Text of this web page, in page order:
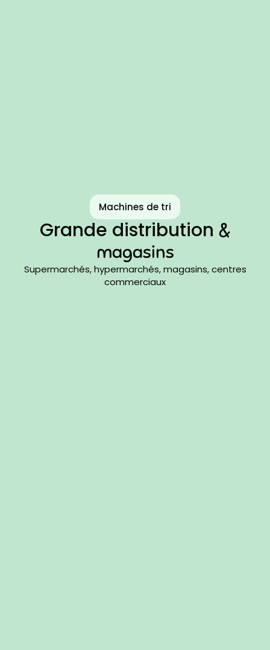
Machines de tri
Grande distribution &
magasins
Supermarchés, hypermarchés, magasins, centres
commerciaux